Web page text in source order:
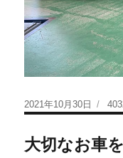
2021年10月30日
大切なお車